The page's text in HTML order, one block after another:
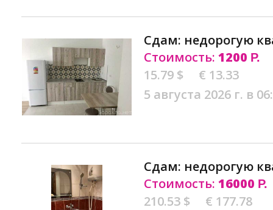
Сдам: недорогую
Стоимость: 1200 Р.
15.79 $
€ 13.33
5 августа 2026 г. в
Сдам: недорогую
Стоимость: 16000 Р.
210.53 $
€ 177.78